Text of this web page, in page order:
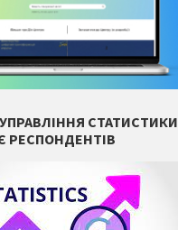
СТАТИСТИКИ
РЕСПОНДЕНТІВ